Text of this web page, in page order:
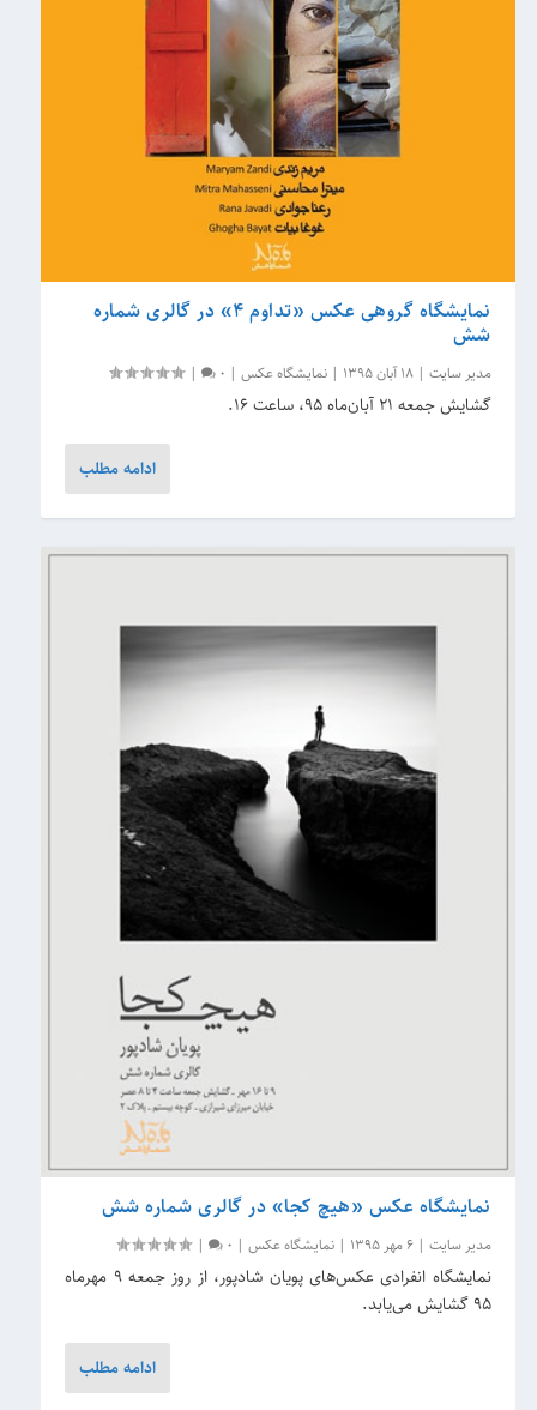
نمایشگاه گروهی عکس «تداوم ۴» در گالری شماره
شش
مدیر سایت |18 آبان 1395 |نمایشگاه عکس |
0
|
گشایش جمعه ۲۱ آبان‌ماه ۹۵، ساعت ۱۶.
ادامه مطلب
نمایشگاه عکس‌ «هیچ کجا» در گالری شماره شش
مدیر سایت |6 مهر 1395 |نمایشگاه عکس |
0
|
نمایشگاه انفرادی عکس‌های پویان شادپور، از روز جمعه ۹ مهرماه
۹۵ گشایش می‌یابد.
ادامه مطلب